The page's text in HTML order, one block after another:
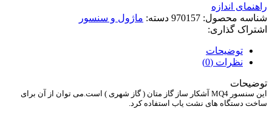
راهنمای اندازه
شناسه محصول: 970157 دسته: ماژول و سنسور
اشتراک گذاری:
توضیحات
نظرات (0)
توضیحات
این سنسور MQ4 آشکار ساز گاز متان ( گاز شهری ) است.می توان از آن برای
ساخت دستگاه های نشت یاب استفاده کرد.